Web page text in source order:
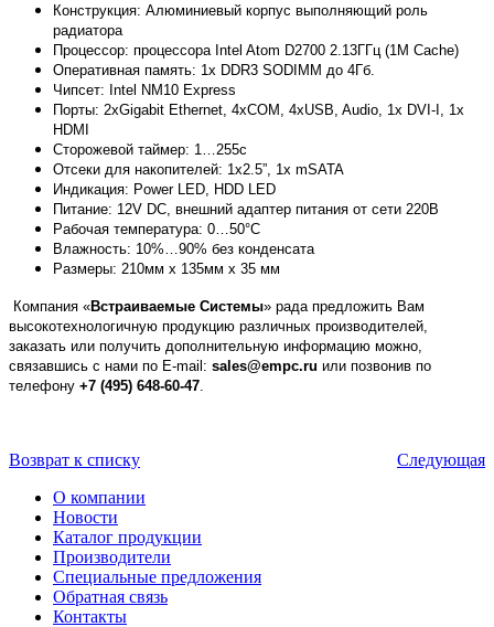
Конструкция: Алюминиевый корпус выполняющий роль
радиатора
Процессор: процессора Intel Atom D2700 2.13ГГц (1M Cache)
Оперативная память: 1 x DDR3 SODIMM до 4Гб.
Чипсет: Intel NM10 Express
Порты: 2xGigabit Ethernet, 4xCOM, 4xUSB, Audio, 1x DVI-I, 1x
HDMI
Сторожевой таймер: 1…255с
Отсеки для накопителей: 1х2.5”, 1х mSATA
Индикация: Power LED HDD
LED
Питание: 12V DC , внешний адаптер питания от сети 220В
Рабочая температура: 0…50°С
Влажность: 10%…90% без конденсата
Размеры: 210мм x 135мм x 35 мм
Компания «Встраиваемые Системы» рада предложить Вам
высокотехнологичную продукцию различных производителей,
заказать или получить дополнительную информацию можно,
связавшись с нами по E-mail: sales@empc.ru или позвонив по
телефону +7 (495) 648-60-47
Возврат к списку
Следующая
О компании
Новости
Каталог продукции
Производители
Специальные предложения
Обратная связь
Контакты